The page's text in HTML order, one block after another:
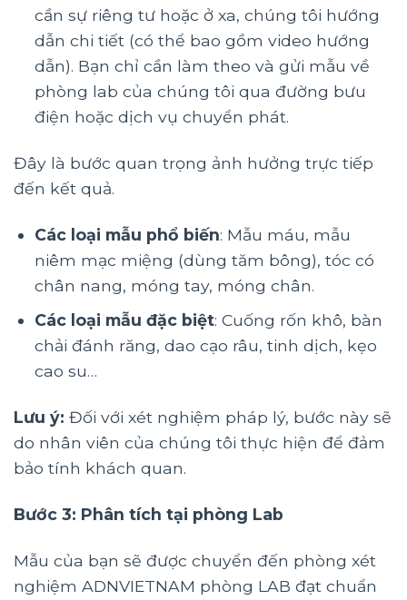
cần sự riêng tư hoặc ở xa, chúng tôi hướng
dẫn chi tiết (có thể bao gồm video hướng
dẫn). Bạn chỉ cần làm theo và gửi mẫu về
phòng lab của chúng tôi qua đường bưu
điện hoặc dịch vụ chuyển phát.
Đây là bước quan trọng ảnh hưởng trực tiếp
đến kết quả.
Các loại mẫu phổ biến: Mẫu máu, mẫu
niêm mạc miệng (dùng tăm bông), tóc có
chân nang, móng tay, móng chân.
Các loại mẫu đặc biệt: Cuống rốn khô, bàn
chải đánh răng, dao cạo râu, tinh dịch, kẹo
cao su…
Lưu ý: Đối với xét nghiệm pháp lý, bước này sẽ
do nhân viên của chúng tôi thực hiện để đảm
bảo tính khách quan.
Bước 3: Phân tích tại phòng Lab
Mẫu của bạn sẽ được chuyển đến phòng xét
nghiệm ADNVIETNAM phòng LAB đạt chuẩn